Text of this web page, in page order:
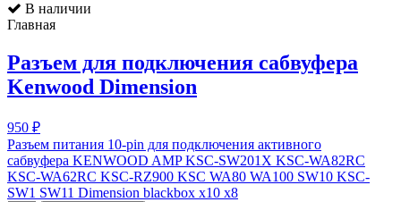
В наличии
Главная
Разъем для подключения сабвуфера
Kenwood Dimension
950 ₽
Разъем питания 10-pin для подключения активного
сабвуфера KENWOOD AMP KSC-SW201X KSC-WA82RC
KSC-WA62RC KSC-RZ900 KSC WA80 WA100 SW10 KSC-
SW1 SW11 Dimension blackbox x10 х8